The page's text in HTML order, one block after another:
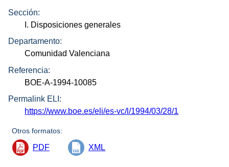
Sección:
I. Disposiciones generales
Departamento:
Comunidad Valenciana
Referencia:
BOE-A-1994-10085
Permalink ELI:
https://www.boe.es/eli/es-vc/l/1994/03/28/1
Otros formatos:
PDF XML